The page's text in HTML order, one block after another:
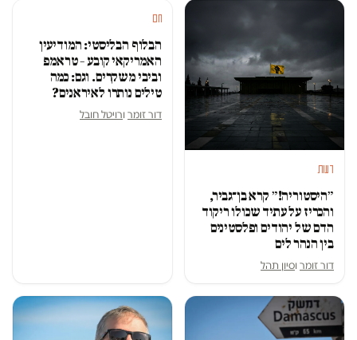
דעות
״היסטוריה!״ קרא בן־גביר,
והכריז על עתיד שכולו ריקוד
הדם של יהודים ופלסטינים
בין הנהר לים
דור זומר וסיון תהל
חם
הבלוף הבליסטי: המודיעין
האמריקאי קובע – טראמפ
וביבי משקרים. וגם: כמה
טילים נותרו לאיראנים?
דור זומר ורויטל חובל